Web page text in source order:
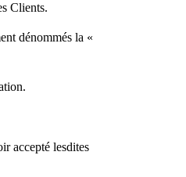
Clients.
dénommés la «
accepté lesdites